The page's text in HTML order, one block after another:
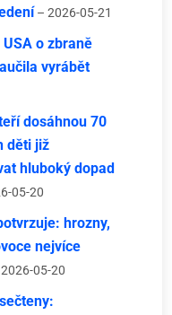
– 2026-05-21
o zbraně
vyrábět
dosáhnou 70
děti již
hluboký dopad
05-20
hrozny,
nejvíce
05-20